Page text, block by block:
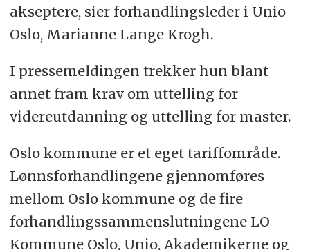
akseptere, sier forhandlingsleder i Unio
Oslo, Marianne Lange Krogh.
I pressemeldingen trekker hun blant
annet fram krav om uttelling for
videreutdanning og uttelling for master.
Oslo kommune er et eget tariffområde.
Lønnsforhandlingene gjennomføres
mellom Oslo kommune og de fire
forhandlingssammenslutningene LO
Kommune Oslo, Unio, Akademikerne og